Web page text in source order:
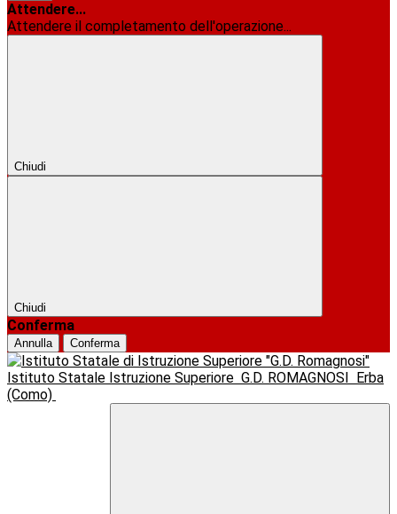
Attendere...
Attendere il completamento dell'operazione...
Chiudi
Chiudi
Conferma
Annulla Conferma
Istituto Statale Istruzione Superiore G.D. ROMAGNOSI
Erba
(Como)